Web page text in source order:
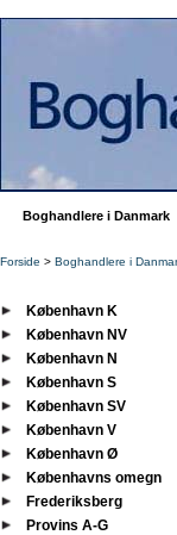
Boghandlere i Danmark
Forside > Boghandlere i
København K
København NV
København N
København S
København SV
København V
København Ø
Københavns omegn
Frederiksberg
Provins A-G